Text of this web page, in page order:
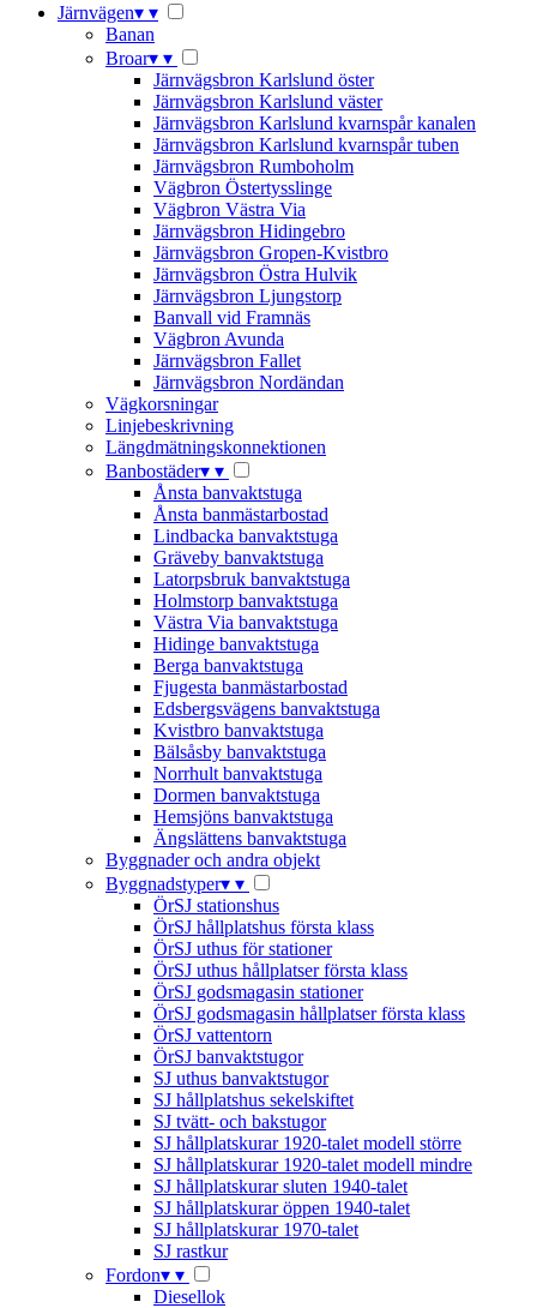
Järnvägen▾ ▾
Banan
Broar▾ ▾
Järnvägsbron Karlslund öster
Järnvägsbron Karlslund väster
Järnvägsbron Karlslund kvarnspår kanalen
Järnvägsbron Karlslund kvarnspår tuben
Järnvägsbron Rumboholm
Vägbron Östertysslinge
Vägbron Västra Via
Järnvägsbron Hidingebro
Järnvägsbron Gropen-Kvistbro
Järnvägsbron Östra Hulvik
Järnvägsbron Ljungstorp
Banvall vid Framnäs
Vägbron Avunda
Järnvägsbron Fallet
Järnvägsbron Nordändan
Vägkorsningar
Linjebeskrivning
Längdmätningskonnektionen
Banbostäder▾ ▾
Ånsta banvaktstuga
Ånsta banmästarbostad
Lindbacka banvaktstuga
Gräveby banvaktstuga
Latorpsbruk banvaktstuga
Holmstorp banvaktstuga
Västra Via banvaktstuga
Hidinge banvaktstuga
Berga banvaktstuga
Fjugesta banmästarbostad
Edsbergsvägens banvaktstuga
Kvistbro banvaktstuga
Bälsåsby banvaktstuga
Norrhult banvaktstuga
Dormen banvaktstuga
Hemsjöns banvaktstuga
Ängslättens banvaktstuga
Byggnader och andra objekt
Byggnadstyper▾ ▾
ÖrSJ stationshus
ÖrSJ hållplatshus första klass
ÖrSJ uthus för stationer
ÖrSJ uthus hållplatser första klass
ÖrSJ godsmagasin stationer
ÖrSJ godsmagasin hållplatser första klass
ÖrSJ vattentorn
ÖrSJ banvaktstugor
SJ uthus banvaktstugor
SJ hållplatshus sekelskiftet
SJ tvätt- och bakstugor
SJ hållplatskurar 1920-talet modell större
SJ hållplatskurar 1920-talet modell mindre
SJ hållplatskurar sluten 1940-talet
SJ hållplatskurar öppen 1940-talet
SJ hållplatskurar 1970-talet
SJ rastkur
Fordon▾ ▾
Diesellok